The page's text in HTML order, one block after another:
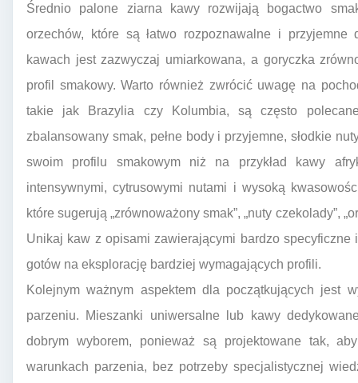
Średnio palone ziarna kawy rozwijają bogactwo
orzechów, które są łatwo rozpoznawalne i
kawach jest zazwyczaj umiarkowana, a goryczka
profil smakowy. Warto również zwrócić uwagę na
takie jak Brazylia czy Kolumbia, są często
zbalansowany smak, pełne body i przyjemne, słodkie
swoim profilu smakowym niż na przykład kawy
intensywnymi, cytrusowymi nutami i wysoką
które sugerują „zrównoważony smak”, „nuty czekolady”,
Unikaj kaw z opisami zawierającymi bardzo
gotów na eksplorację bardziej wymagających profili.
Kolejnym ważnym aspektem dla początkujących jest
parzeniu. Mieszanki uniwersalne lub kawy
dobrym wyborem, ponieważ są projektowane tak,
warunkach parzenia, bez potrzeby specjalistycznej